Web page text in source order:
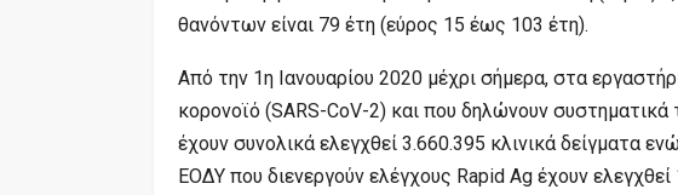
θανόντων είναι 79 έτη (εύρος 15 έως 103 έτη).
Από την 1η Ιανουαρίου 2020 μέχρι σήμερα, στα
κορονοϊό (SARS-CoV-2) και που δηλώνουν
έχουν συνολικά ελεγχθεί 3.660.395 κλινικά δείγματα
ΕΟΔΥ που διενεργούν ελέγχους Rapid Ag έχουν